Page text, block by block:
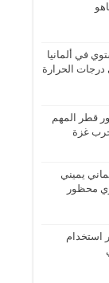
في ألمانيا
درجات الحرارة
قطر المهم
غزة
يميني
محظور
استخدام